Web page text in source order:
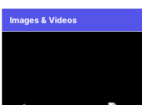
Images & Videos